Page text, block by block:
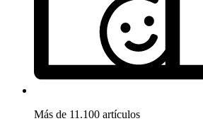
Más de 11.100 artículos